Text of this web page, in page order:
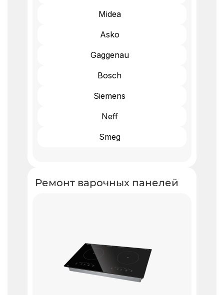
Midea
Asko
Gaggenau
Bosch
Siemens
Neff
Smeg
Ремонт варочных панелей ​